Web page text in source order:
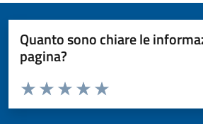
Quanto sono chiare le
pagina?
Valuta da 1 a 5 stelle la pagina
Valuta 5 stelle su 5
Valuta 4 stelle su 5
Valuta 3 stelle su 5
Valuta 2 stelle su 5
Valuta 1 stelle su 5